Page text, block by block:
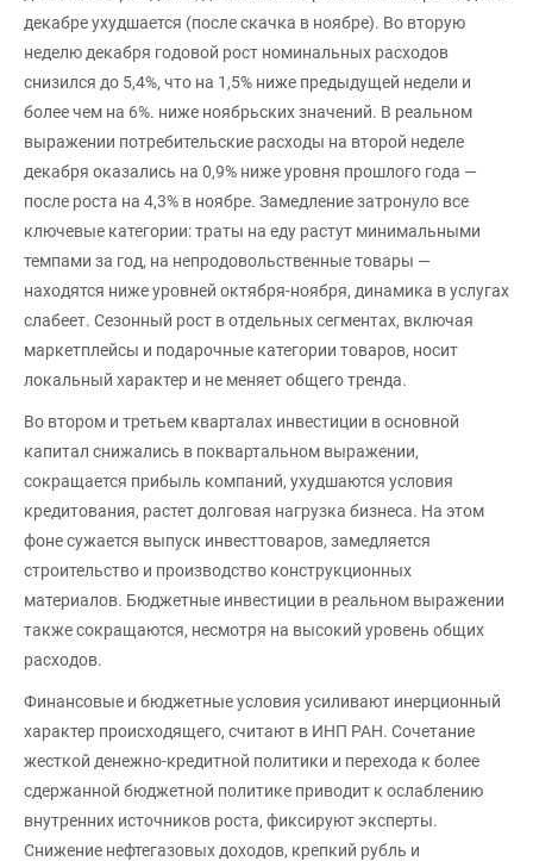
декабре ухудшается (после скачка в ноябре). Во вторую
неделю декабря годовой рост номинальных расходов
снизился до 5,4%, что на 1,5% ниже предыдущей недели и
более чем на 6%. ниже ноябрьских значений. В реальном
выражении потребительские расходы на второй неделе
декабря оказались на 0,9% ниже уровня прошлого года —
после роста на 4,3% в ноябре. Замедление затронуло все
ключевые категории: траты на еду растут минимальными
темпами за год, на непродовольственные товары —
находятся ниже уровней октября-ноября, динамика в услугах
слабеет. Сезонный рост в отдельных сегментах, включая
маркетплейсы и подарочные категории товаров, носит
локальный характер и не меняет общего тренда.
Во втором и третьем кварталах инвестиции в основной
капитал снижались в поквартальном выражении,
сокращается прибыль компаний, ухудшаются условия
кредитования, растет долговая нагрузка бизнеса. На этом
фоне сужается выпуск инвесттоваров, замедляется
строительство и производство конструкционных
материалов. Бюджетные инвестиции в реальном выражении
также сокращаются, несмотря на высокий уровень общих
расходов.
Финансовые и бюджетные условия усиливают инерционный
характер происходящего, считают в ИНП РАН. Сочетание
жесткой денежно-кредитной политики и перехода к более
сдержанной бюджетной политике приводит к ослаблению
внутренних источников роста, фиксируют эксперты.
Снижение нефтегазовых доходов, крепкий рубль и